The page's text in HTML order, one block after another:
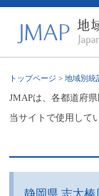
トップページ >地域別統
JMAPは、各都道府
当サイトで使用して
静岡県 志太榛